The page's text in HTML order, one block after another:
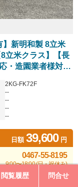
閲覧履歴 問合せ
】新明和製 8立米
立米クラス】【長
・造園業者様対
2KG-FK72F
--
--
--
--
日額39,600円
0467-55-8195
9:00〜18:00 (日・祝休み)